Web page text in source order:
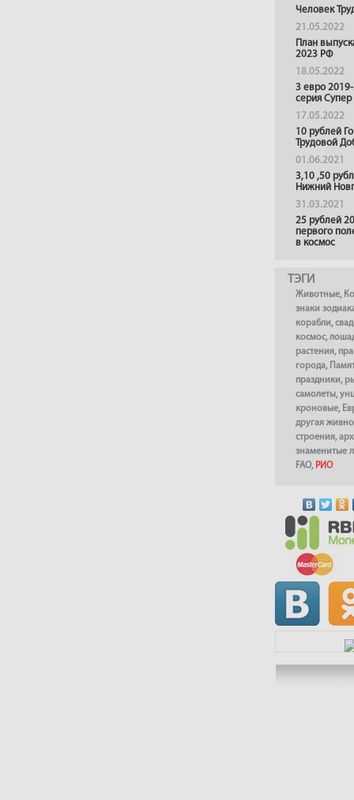
Человек
21.05.2022
План
2023 РФ
18.05.2022
3 евро
серия
17.05.2022
10 рублей
Трудовой
01.06.2021
3,10 ,50
Нижний
31.03.2021
25 рублей
первого
в космос
ТЭГИ
Животные,
знаки
корабли,
космос,
растения,
города,
праздники,
самолеты,
кроновые,
другая
строения,
знаменитые
FAO, РИО